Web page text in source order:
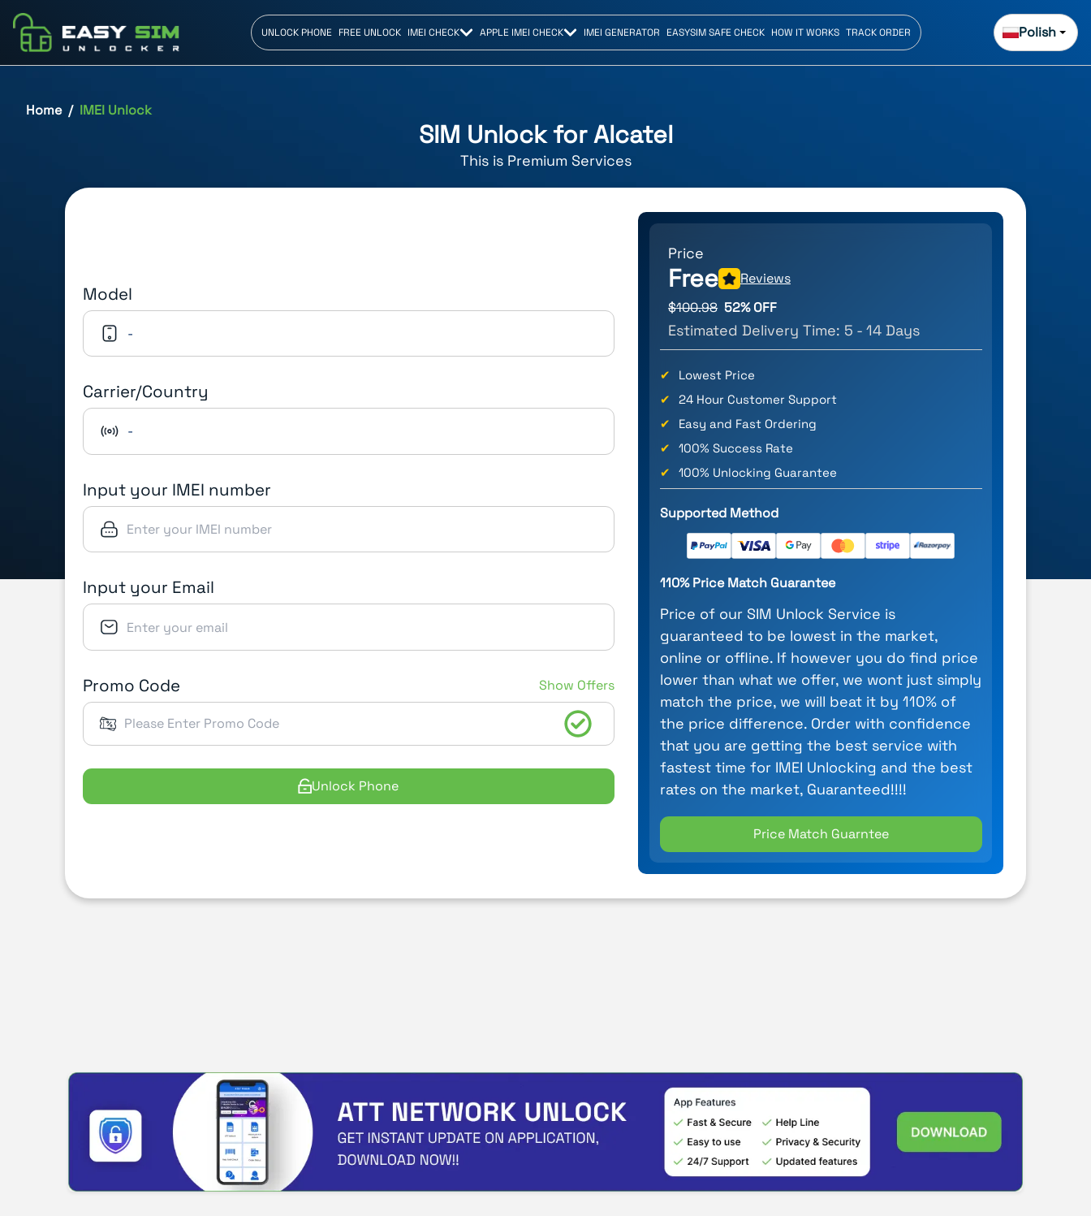
UNLOCK PHONE FREE UNLOCK IMEI CHECK APPLE IMEI CHECK IMEI GENERATOR EASYSIM SAFE CHECK HOW IT WORKS TRACK ORDER Polish
Home IMEI Unlock
SIM Unlock forAlcatel
This is Premium Services
Model
-
Carrier/Country
-
Input your IMEI number
Input your Email
Promo Code Show Offers
Unlock Phone
Price
Free
Reviews
$100.98 52% OFF
Estimated Delivery Time: 5 - 14 Days
✔
Lowest Price
✔
24 Hour Customer Support
✔
Easy and Fast Ordering
✔
100% Success Rate
✔
100% Unlocking Guarantee
Supported Method
110% Price Match Guarantee
Price of our SIM Unlock Service is
guaranteed to be lowest in the market,
online or offline. If however you do find price
lower than what we offer, we wont just simply
match the price, we will beat it by 110% of
the price difference. Order with confidence
that you are getting the best service with
fastest time for IMEI Unlocking and the best
rates on the market, Guaranteed!!!!
Price Match Guarntee